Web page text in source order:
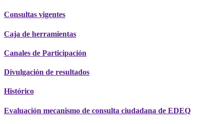
Consultas vigentes
Caja de herramientas
Canales de Participación
Divulgación de resultados
Histórico
Evaluación mecanismo de consulta ciudadana de EDEQ